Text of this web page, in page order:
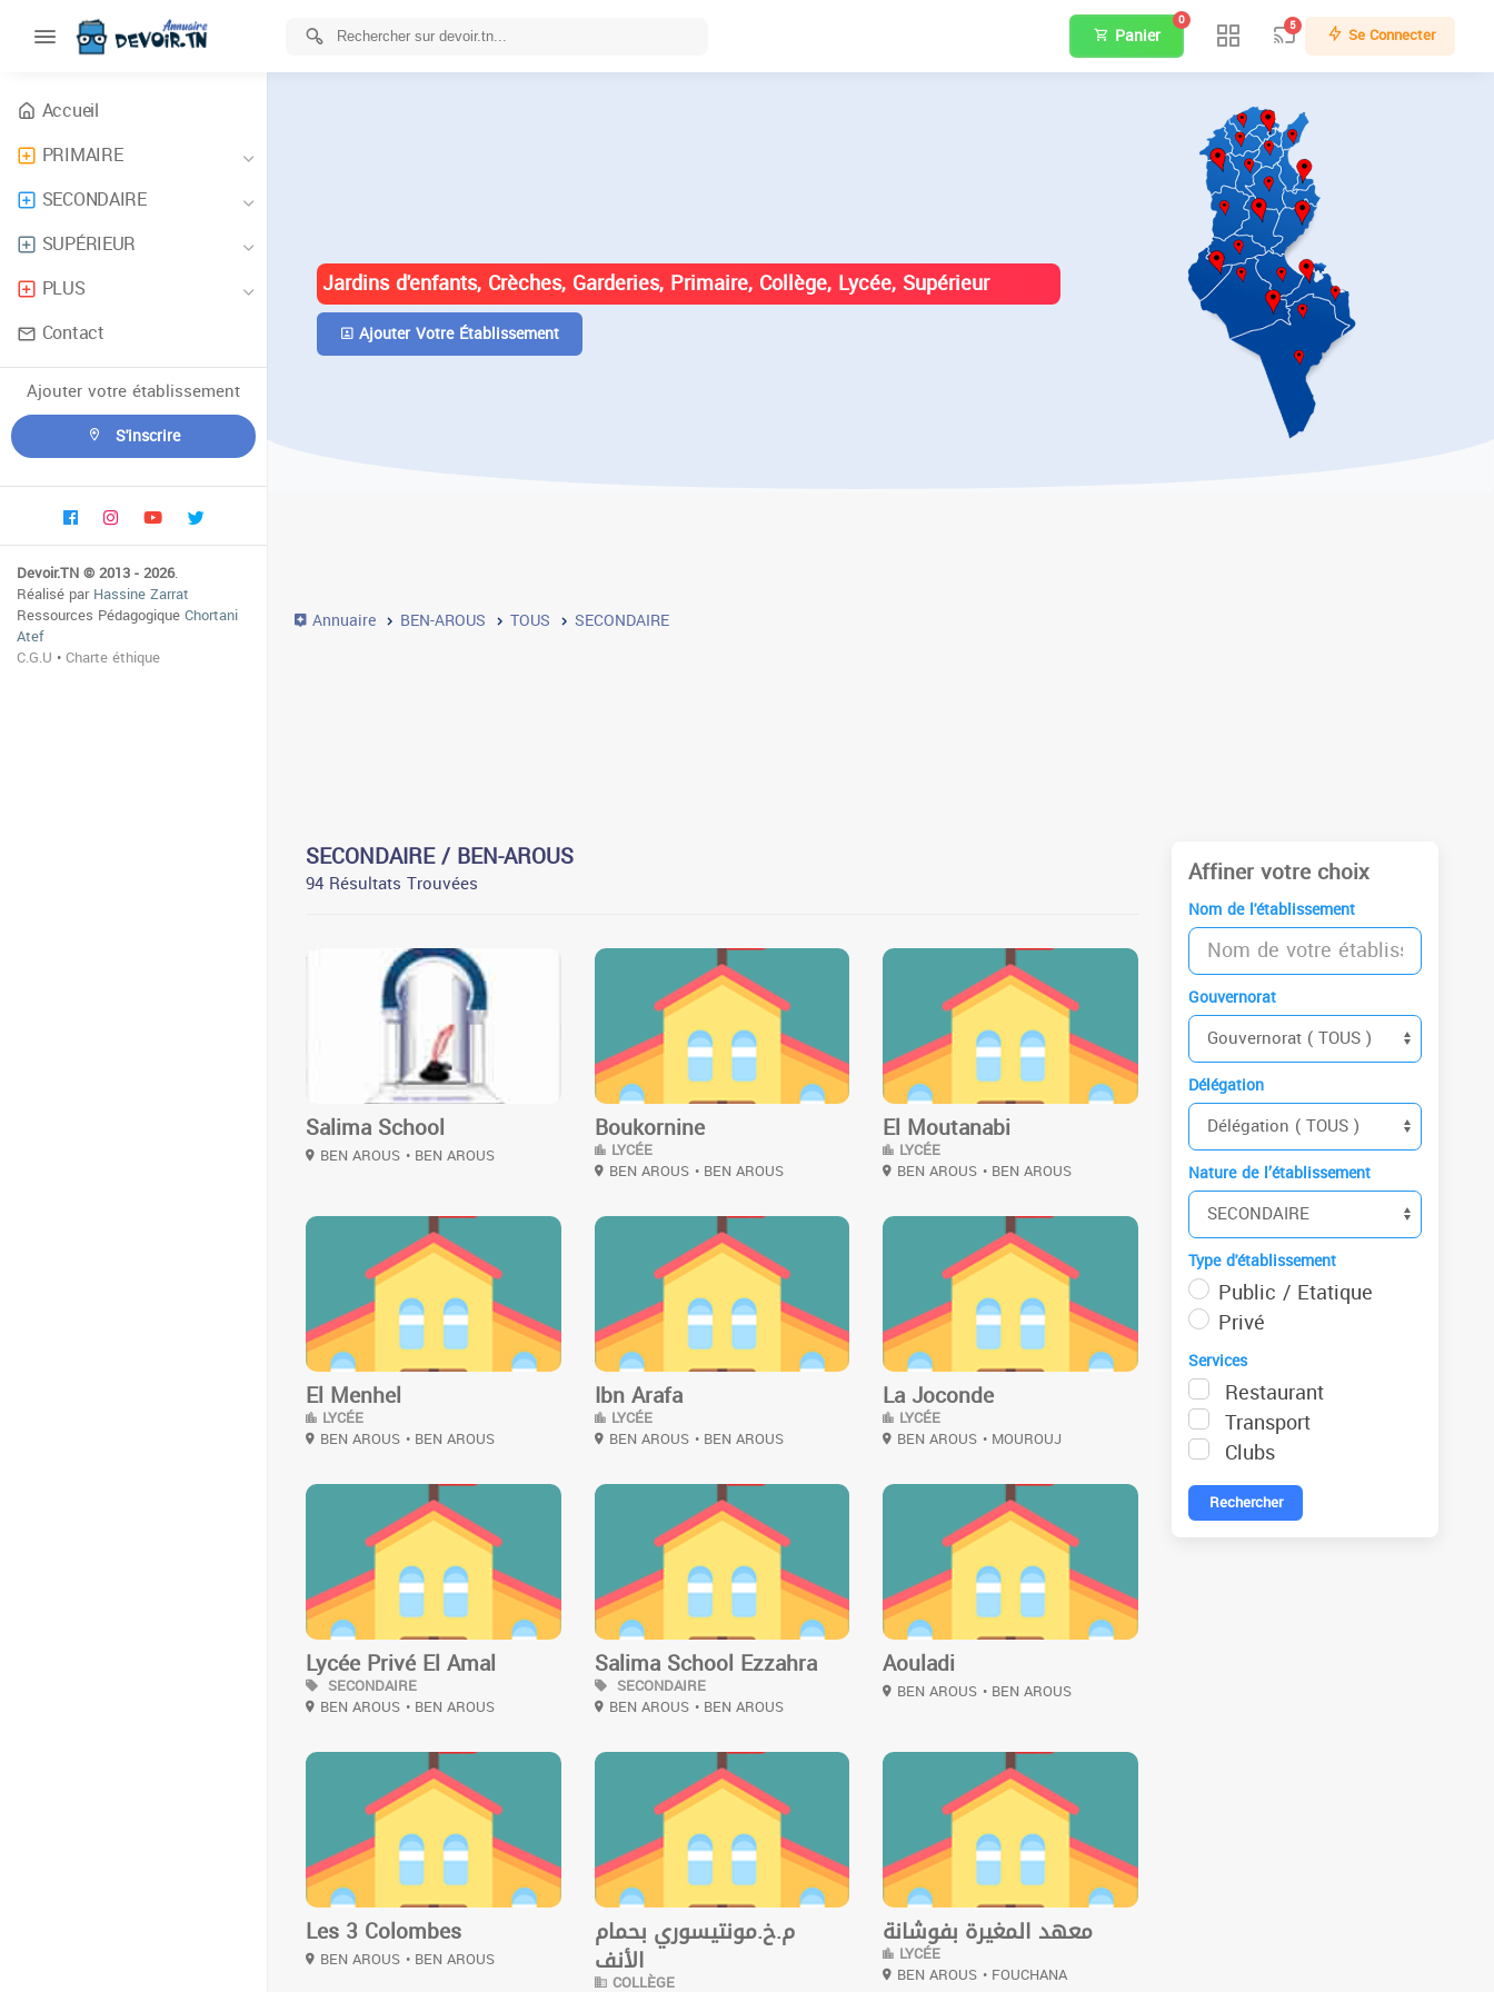
Accueil
PRIMAIRE
SECONDAIRE
SUPÉRIEUR
PLUS
Contact
Ajouter votre établissement
S'inscrire
Devoir.TN © 2013 - 2026.
Réalisé parHassine Zarrat
Ressources PédagogiqueChortani
Atef
C.G.U •Charte éthique
Panier
0 5 Se Connecter
Jardins d'enfants, Crèches, Garderies, Primaire, Collège, Lycée, Supérieur
Ajouter Votre Établissement
Annuaire BEN-AROUS TOUS SECONDAIRE
SECONDAIRE / BEN-AROUS
94 Résultats Trouvées
Salima School
BEN AROUS • BEN AROUS
Boukornine
LYCÉE
BEN AROUS • BEN AROUS
El Moutanabi
LYCÉE
BEN AROUS • BEN AROUS
El Menhel
LYCÉE
BEN AROUS • BEN AROUS
Ibn Arafa
LYCÉE
BEN AROUS • BEN AROUS
La Joconde
LYCÉE
BEN AROUS • MOUROUJ
Lycée Privé El Amal
SECONDAIRE
BEN AROUS • BEN AROUS
Salima School Ezzahra
SECONDAIRE
BEN AROUS • BEN AROUS
Aouladi
BEN AROUS • BEN AROUS
Les 3 Colombes
BEN AROUS • BEN AROUS
م.خ.مونتيسوري بحمام
الأنف
COLLÈGE
معهد المغيرة بفوشانة
LYCÉE
BEN AROUS • FOUCHANA
Affiner votre choix
Nom de l'établissement
Gouvernorat
Délégation
Nature de l’établissement
Type d'établissement
Public / Etatique
Privé
Services
Restaurant
Transport
Clubs
Rechercher